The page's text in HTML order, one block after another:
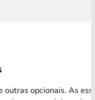
outras opcionais. As